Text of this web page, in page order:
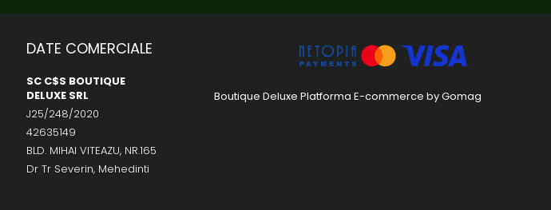
DATE COMERCIALE
SC C$S BOUTIQUE
DELUXE SRL
J25/248/2020
42635149
BLD. MIHAI VITEAZU, NR.165
Dr Tr Severin, Mehedinti
Boutique Deluxe Platforma E-commerce by Gomag